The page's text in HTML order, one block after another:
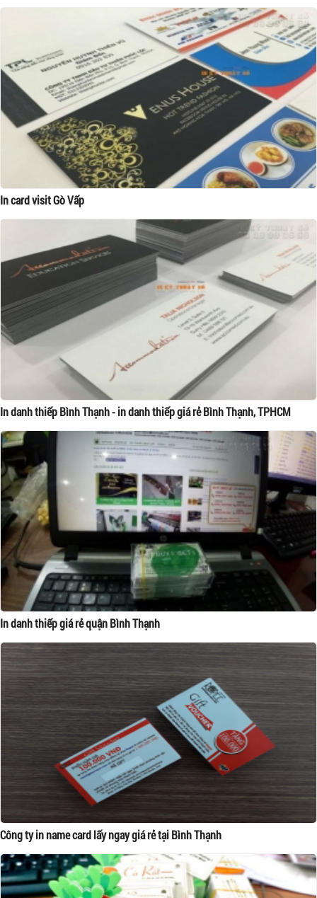
In card visit Gò Vấp
In danh thiếp Bình Thạnh - in danh thiếp giá rẻ Bình Thạnh, TPHCM
In danh thiếp giá rẻ quận Bình Thạnh
Công ty in name card lấy ngay giá rẻ tại Bình Thạnh